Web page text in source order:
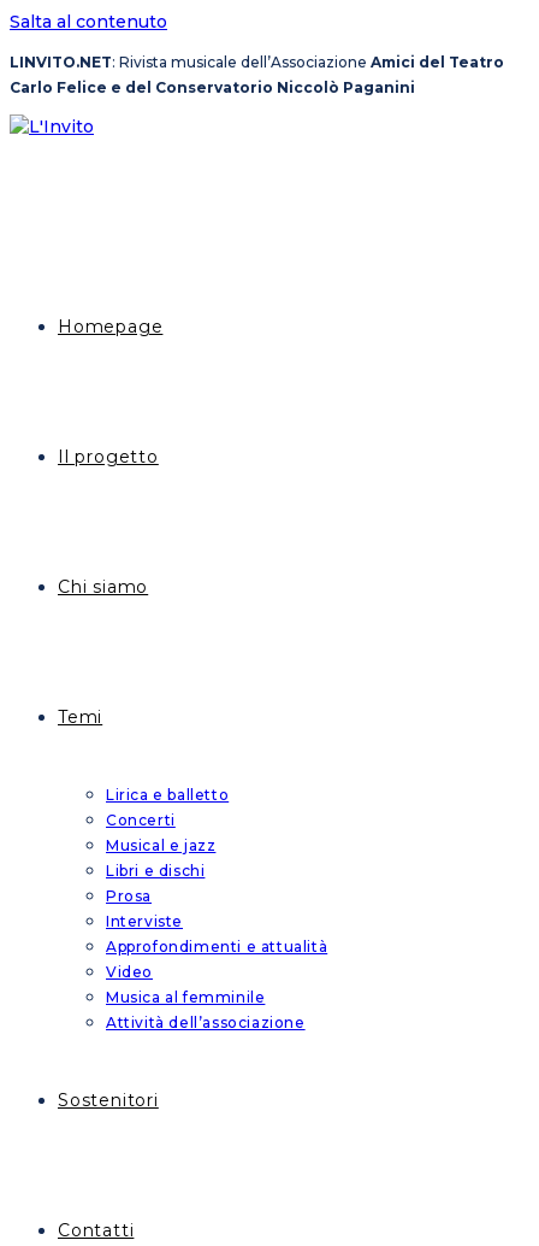
Salta al contenuto
LINVITO.NET: Rivista musicale dell’Associazione Amici del Teatro
Carlo Felice e del Conservatorio Niccolò Paganini
Homepage
Il progetto
Chi siamo
Temi
Lirica e balletto
Concerti
Musical e jazz
Libri e dischi
Prosa
Interviste
Approfondimenti e attualità
Video
Musica al femminile
Attività dell’associazione
Sostenitori
Contatti